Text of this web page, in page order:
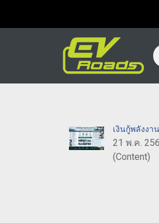
เงินกู้พลังงา
21 พ.ค.
(Content)